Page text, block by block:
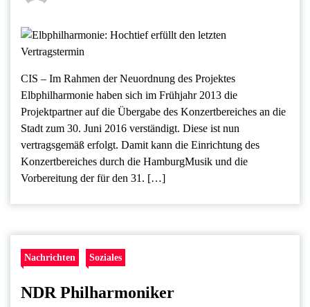
CIS – Im Rahmen der Neuordnung des Projektes
Elbphilharmonie haben sich im Frühjahr 2013 die
Projektpartner auf die Übergabe des Konzertbereiches an die
Stadt zum 30. Juni 2016 verständigt. Diese ist nun
vertragsgemäß erfolgt. Damit kann die Einrichtung des
Konzertbereiches durch die HamburgMusik und die
Vorbereitung der für den 31. […]
Nachrichten Soziales
NDR Philharmoniker